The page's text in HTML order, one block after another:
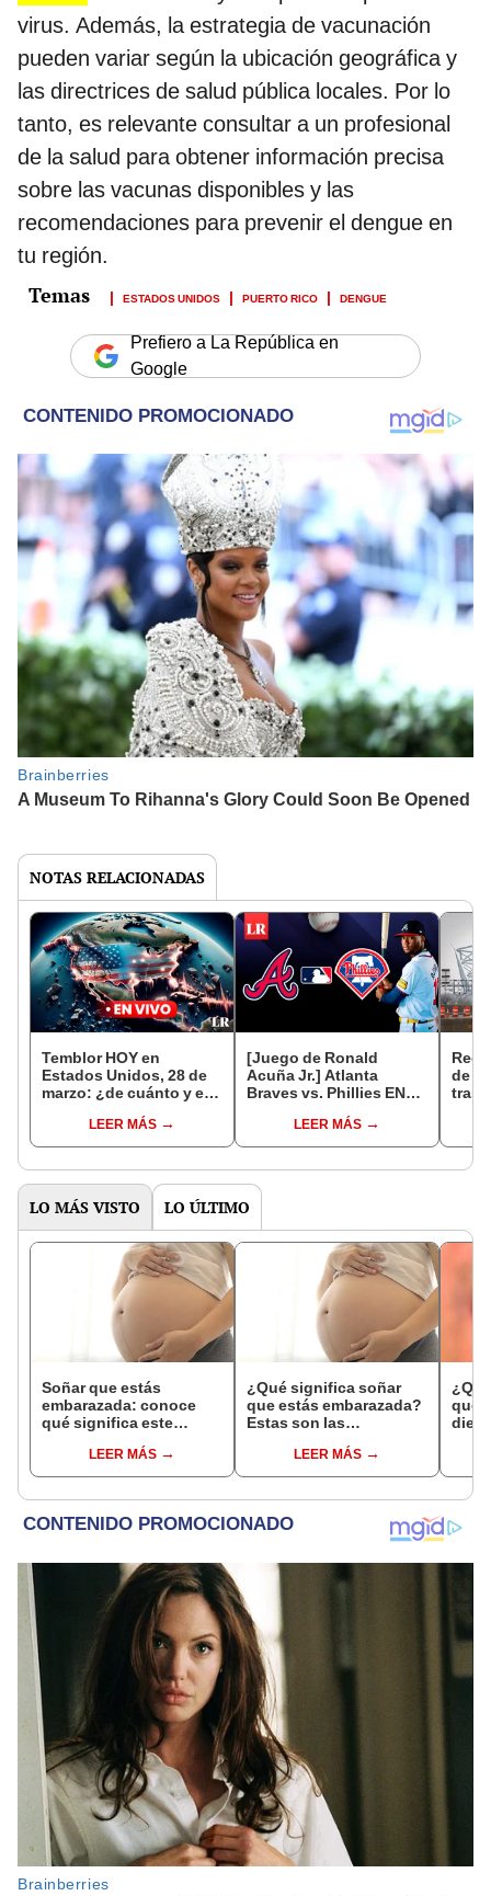
virus. Además, la estrategia de vacunación
pueden variar según la ubicación geográfica y
las directrices de salud pública locales. Por lo
tanto, es relevante consultar a un profesional
de la salud para obtener información precisa
sobre las vacunas disponibles y las
recomendaciones para prevenir el dengue en
tu región.
ESTADOS UNIDOS PUERTO RICO DENGUE
Prefiero a La República en
Google
NOTAS RELACIONADAS
Temblor HOY en
Estados Unidos, 28 de
marzo: ¿de cuánto y en
sismo, según el USGS?
LEER MÁS
[Juego de Ronald
Acuña Jr.] Atlanta
Braves vs. Phillies EN
duelo por el Opening
Day MLB 2024
LEER MÁS
de 2
tras
LO MÁS VISTO LO ÚLTIMO
Soñar que estás
embarazada: conoce
qué significa este
LEER MÁS
¿Qué significa soñar
que estás embarazada?
Estas son las
comunesLEER MÁS
que